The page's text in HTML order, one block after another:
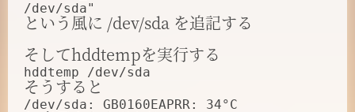
/dev/sda"
という風に /dev/sda を追記する
そしてhddtempを実行する
hddtemp /dev/sda
そうすると
/dev/sda: GB0160EAPRR: 34°C